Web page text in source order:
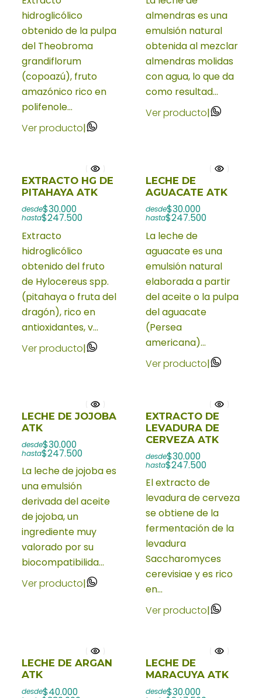
hidroglicólico
obtenido de la pulpa
del Theobroma
grandiflorum
(copoazú), fruto
amazónico rico en
polifenole...
Ver producto|
almendras es una
emulsión natural
obtenida al mezclar
almendras molidas
con agua, lo que da
como resultad...
Ver producto|
EXTRACTO HG DE
PITAHAYA ATK
desde$30.000
hasta$247.500
Extracto
hidroglicólico
obtenido del fruto
de Hylocereus spp.
(pitahaya o fruta del
dragón), rico en
antioxidantes, v...
Ver producto|
LECHE DE
AGUACATE ATK
desde$30.000
hasta$247.500
La leche de
aguacate es una
emulsión natural
elaborada a partir
del aceite o la pulpa
del aguacate
(Persea
americana)...
Ver producto|
LECHE DE JOJOBA
ATK
desde$30.000
hasta$247.500
La leche de jojoba es
una emulsión
derivada del aceite
de jojoba, un
ingrediente muy
valorado por su
biocompatibilida...
Ver producto|
EXTRACTO DE
LEVADURA DE
CERVEZA ATK
desde$30.000
hasta$247.500
El extracto de
levadura de cerveza
se obtiene de la
fermentación de la
levadura
Saccharomyces
cerevisiae y es rico
en...
Ver producto|
LECHE DE ARGAN
ATK
desde$40.000
LECHE DE
MARACUYA ATK
desde$30.000